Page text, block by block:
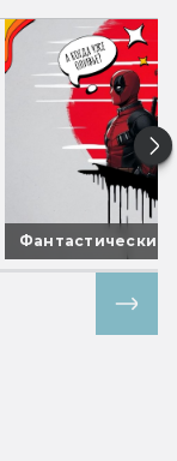
Фантастические